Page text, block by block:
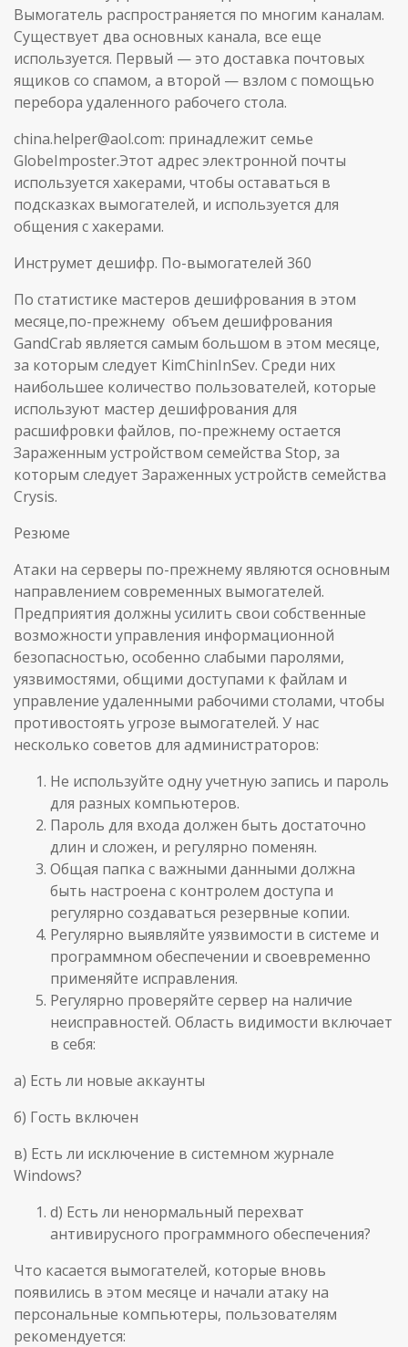
Вымогатель распространяется по многим каналам.
Существует два основных канала, все еще
используется. Первый — это доставка почтовых
ящиков со спамом, а второй — взлом с помощью
перебора удаленного рабочего стола.
china.helper@aol.com: принадлежит семье
GlobeImposter.Этот адрес электронной почты
используется хакерами, чтобы оставаться в
подсказках вымогателей, и используется для
общения с хакерами.
Инструмет дешифр. По-вымогателей 360
По статистике мастеров дешифрования в этом
месяце,по-прежнему объем дешифрования
GandCrab является самым большом в этом месяце,
за которым следует KimChinInSev. Среди них
наибольшее количество пользователей, которые
используют мастер дешифрования для
расшифровки файлов, по-прежнему остается
Зараженным устройством семейства Stop, за
которым следует Зараженных устройств семейства
Crysis.
Резюме
Атаки на серверы по-прежнему являются основным
направлением современных вымогателей.
Предприятия должны усилить свои собственные
возможности управления информационной
безопасностью, особенно слабыми паролями,
уязвимостями, общими доступами к файлам и
управление удаленными рабочими столами, чтобы
противостоять угрозе вымогателей. У нас
несколько советов для администраторов:
Не используйте одну учетную запись и пароль
для разных компьютеров.
Пароль для входа должен быть достаточно
длин и сложен, и регулярно поменян.
Общая папка с важными данными должна
быть настроена с контролем доступа и
регулярно создаваться резервные копии.
Регулярно выявляйте уязвимости в системе и
программном обеспечении и своевременно
применяйте исправления.
Регулярно проверяйте сервер на наличие
неисправностей. Область видимости включает
в себя:
а) Есть ли новые аккаунты
б) Гость включен
в) Есть ли исключение в системном журнале
Windows?
d) Есть ли ненормальный перехват
антивирусного программного обеспечения?
Что касается вымогателей, которые вновь
появились в этом месяце и начали атаку на
персональные компьютеры, пользователям
рекомендуется: